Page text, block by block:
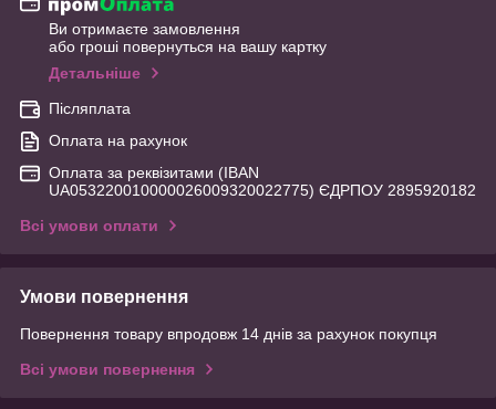
Ви отримаєте замовлення
або гроші повернуться на вашу картку
Детальніше
Післяплата
Оплата на рахунок
Оплата за реквізитами (IBAN
UA053220010000026009320022775) ЄДРПОУ 2895920182
Всі умови оплати
Умови повернення
Повернення товару впродовж 14 днів за рахунок покупця
Всі умови повернення